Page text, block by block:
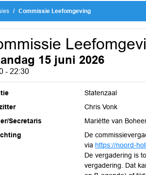
Commissie Leefomgeving
15 juni 2026
- 22:30
Statenzaal
Chris Vonk
Secretaris
Mariëtte van
De
via https://noord-
De vergadering is
vergadering. Dat